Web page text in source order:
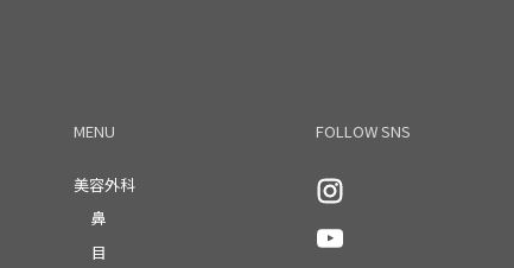
MENU
美容外科
鼻
目
FOLLOW SNS